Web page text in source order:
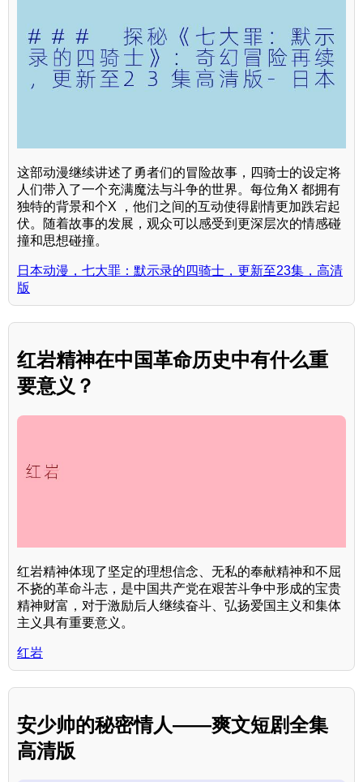
这部动漫继续讲述了勇者们的冒险故事，四骑士的设定将
人们带入了一个充满魔法与斗争的世界。每位角X 都拥有
独特的背景和个X ，他们之间的互动使得剧情更加跌宕起
伏。随着故事的发展，观众可以感受到更深层次的情感碰
撞和思想碰撞。
日本动漫，七大罪：默示录的四骑士，更新至23集，高清
版
红岩精神在中国革命历史中有什么重
要意义？
红岩精神体现了坚定的理想信念、无私的奉献精神和不屈
不挠的革命斗志，是中国共产党在艰苦斗争中形成的宝贵
精神财富，对于激励后人继续奋斗、弘扬爱国主义和集体
主义具有重要意义。
红岩
安少帅的秘密情人——爽文短剧全集
高清版